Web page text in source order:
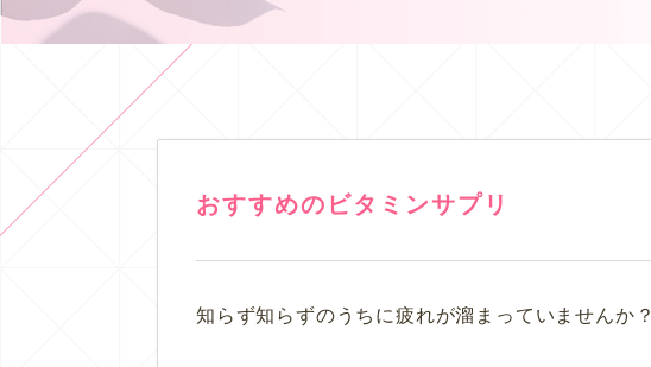
おすすめのビタミンサプリ
知らず知らずのうちに疲れが溜まっていませんか？